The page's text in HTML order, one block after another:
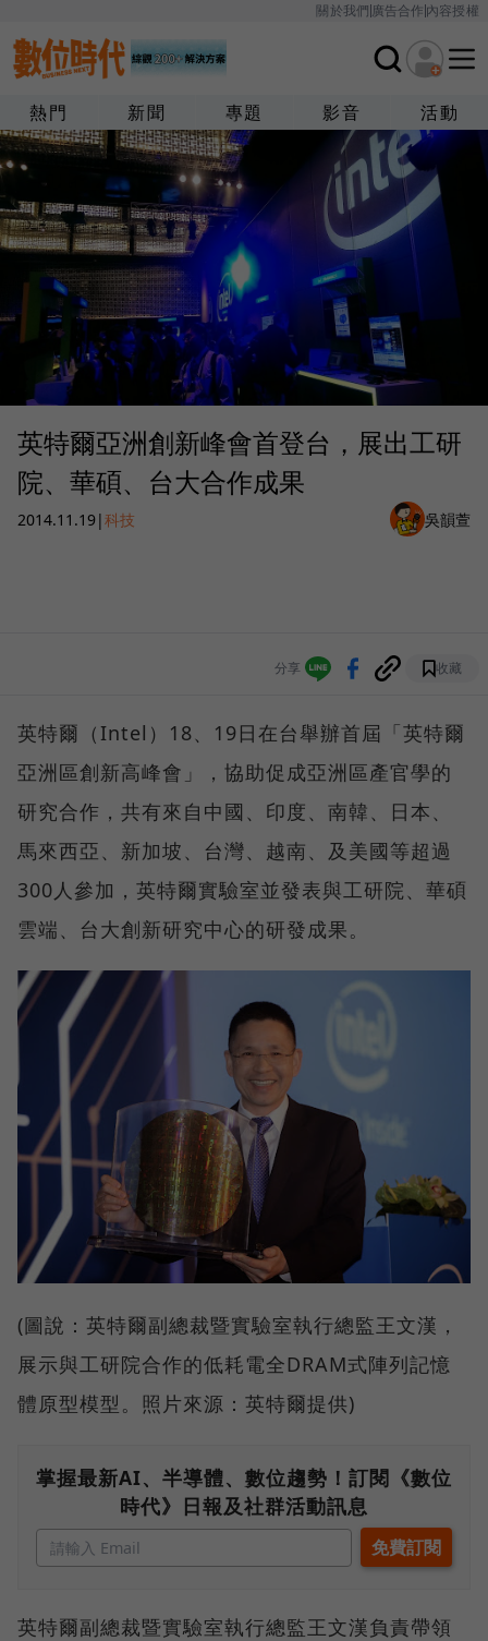
關於我們廣告合作內容授權
熱門 新聞 專題 影音 活動
英特爾亞洲創新峰會首登台，展出工研
院、華碩、台大合作成果
2014.11.19|科技 吳韻萱
分享 收藏
英特爾（Intel）18、19日在台舉辦首屆「英特爾
亞洲區創新高峰會」，協助促成亞洲區產官學的
研究合作，共有來自中國、印度、南韓、日本、
馬來西亞、新加坡、台灣、越南、及美國等超過
300人參加，英特爾實驗室並發表與工研院、華碩
雲端、台大創新研究中心的研發成果。
(圖說：英特爾副總裁暨實驗室執行總監王文漢，
展示與工研院合作的低耗電全DRAM式陣列記憶
體原型模型。照片來源：英特爾提供)
掌握最新AI、半導體、數位趨勢！訂閱《數位
時代》日報及社群活動訊息
英特爾副總裁暨實驗室執行總監王文漢負責帶領